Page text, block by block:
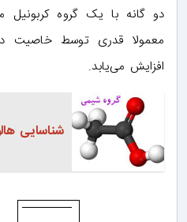
دو گانه با یک گروه
معمولا قدری توسط خاصیت
افزایش می‌یابد.
شناسایی